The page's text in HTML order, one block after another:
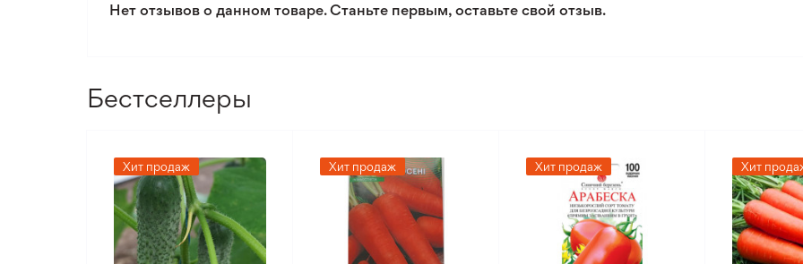
Нет отзывов о данном товаре. Станьте первым, оставьте свой отзыв.
Бестселлеры
Хит продаж Хит продаж Хит продаж Хит